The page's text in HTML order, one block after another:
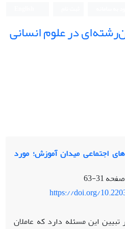
در علوم انسانی
اجتماعی میدان آموزش؛ مورد
31-63
https://doi.org/
این مسئله دارد که عاملان